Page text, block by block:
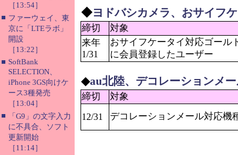
［13:54］
■ ファーウェイ、東
京に「LTEラボ」
開設
［13:22］
■ SoftBank
SELECTION、
iPhone 3GS向けケ
ース3種発売
［13:04］
■
「G9」の文字入力
に不具合、ソフト
更新開始
［11:14］
◆ヨドバシカメラ、おサイフ
締切 対象
来年
1/31
おサイフケータイ対応ゴール
に会員登録したユーザー
◆au北陸、デコレーションメ
締切 対象
12/31 デコレーションメール対応機